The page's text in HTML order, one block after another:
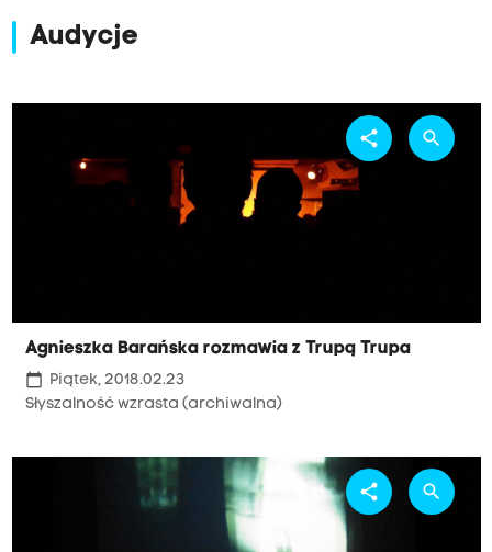
Audycje
Agnieszka Barańska rozmawia z Trupą Trupa
calendar_today Piątek, 2018.02.23
Słyszalność wzrasta (archiwalna)
share search
share search